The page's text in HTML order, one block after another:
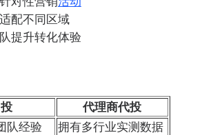
配不同区域
提升转化体验
代理商代投
队经验
拥有多行业实测数据